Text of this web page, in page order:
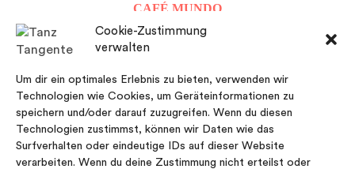
Cookie-Zustimmung
verwalten
Um dir ein optimales Erlebnis zu bieten, verwenden wir
Technologien wie Cookies, um Geräteinformationen zu
speichern und/oder darauf zuzugreifen. Wenn du diesen
Technologien zustimmst, können wir Daten wie das
Surfverhalten oder eindeutige IDs auf dieser Website
verarbeiten. Wenn du deine Zustimmung nicht erteilst oder
CAFÉ MUNDO
MOBILEE